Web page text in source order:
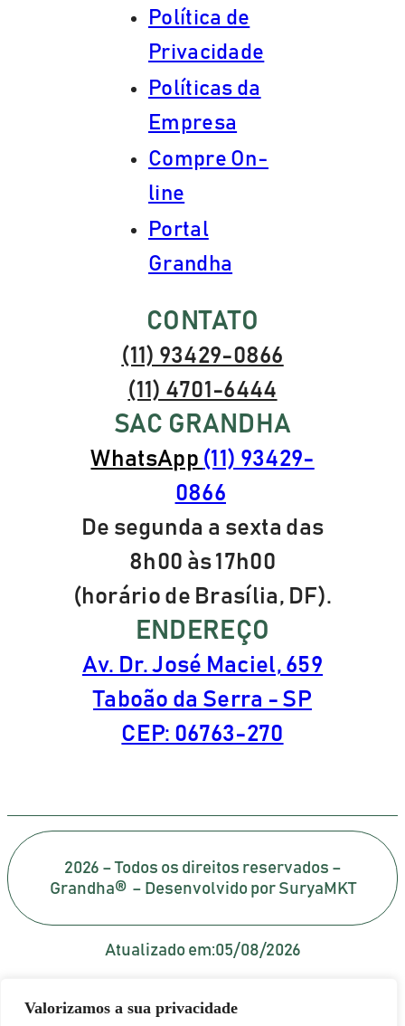
Valorizamos a sua privacidade
Política de
Privacidade
Políticas da
Empresa
Compre On-
line
Portal
Grandha
CONTATO
(11) 93429-0866
(11) 4701-6444
SAC GRANDHA
WhatsApp (11) 93429-
0866
De segunda a sexta das
8h00 às 17h00
(horário de Brasília, DF).
ENDEREÇO
Av. Dr. José Maciel, 659
Taboão da Serra - SP
CEP: 06763-270
2026 – Todos os direitos reservados –
Grandha® – Desenvolvido por SuryaMKT
Atualizado em:05/08/2026